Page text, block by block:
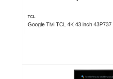
TCL
Google Tivi TCL 4K 43 inch 43P737